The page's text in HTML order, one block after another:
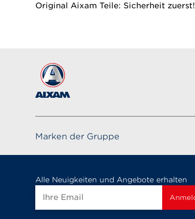
Original Aixam Teile: Sicherheit zuerst!
Marken der Gruppe
Alle Neuigkeiten und Angebote erhalten